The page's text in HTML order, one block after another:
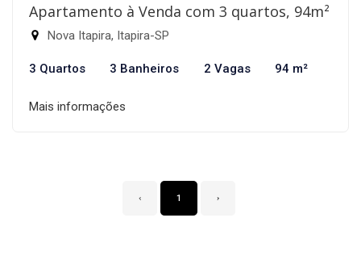
Apartamento à Venda com 3 quartos, 94m²
Nova Itapira, Itapira-SP
3 Quartos 3 Banheiros 2 Vagas 94 m²
Mais informações
‹ 1 ›